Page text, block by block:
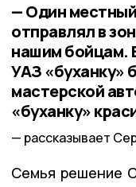
— Один
отправлял в
нашим бойцам.
УАЗ «буханку»
мастерской
«буханку»
рассказывает
Семья решение